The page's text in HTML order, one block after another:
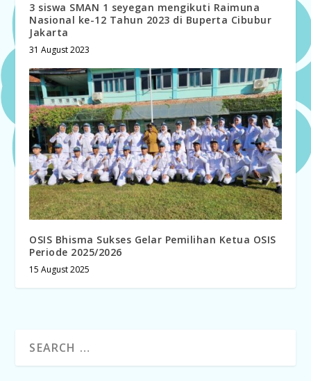
3 siswa SMAN 1 seyegan mengikuti Raimuna
Nasional ke-12 Tahun 2023 di Buperta Cibubur
Jakarta
31 August 2023
OSIS Bhisma Sukses Gelar Pemilihan Ketua OSIS
Periode 2025/2026
15 August 2025